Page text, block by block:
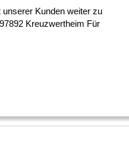
Kunden weiter zu
Kreuzwertheim Für